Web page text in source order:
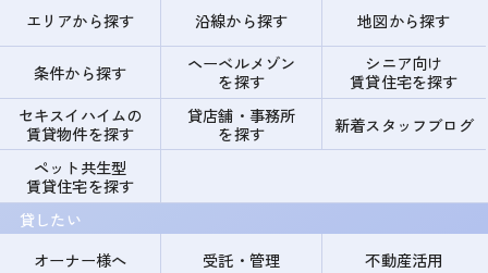
エリアから探す
沿線から探す 地図から探す
条件から探す
ヘーベルメゾン
を探す
シニア向け
賃貸住宅を探す
セキスイハイムの
賃貸物件を探す
貸店舗・事務所
を探す
新着スタッフブログ
ペット共生型
賃貸住宅を探す
貸したい
オーナー様へ
受託・管理 不動産活用